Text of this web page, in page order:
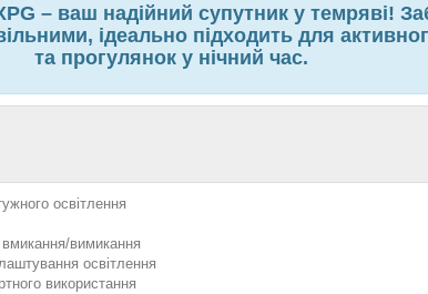
– ваш надійний супутник у темряві!
ідеально підходить для
та прогулянок у нічний час.
освітлення
вимикання
освітлення
використання